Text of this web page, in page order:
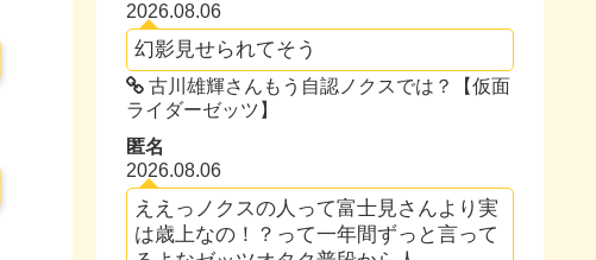
2026.08.06
幻影見せられてそう
古川雄輝さんもう自認ノクスでは？【仮面
ライダーゼッツ】
匿名
2026.08.06
ええっノクスの人って富士見さんより実
は歳上なの！？って一年間ずっと言って